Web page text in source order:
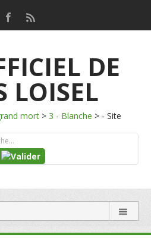
DE
LOISEL
mort > 3 - Blanche > - Site